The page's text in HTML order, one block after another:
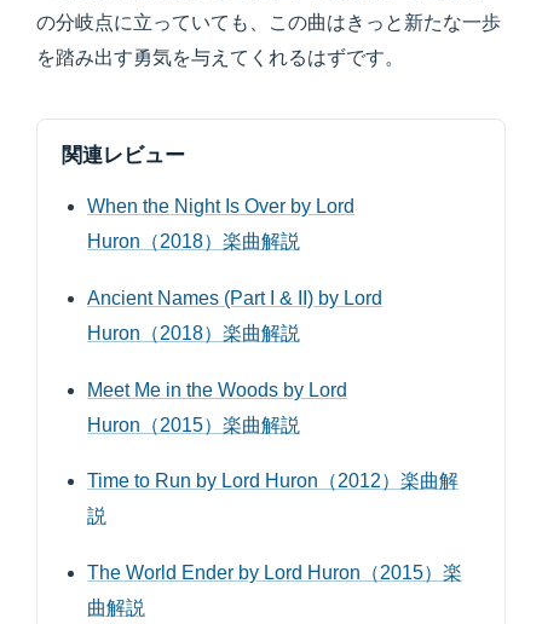
の分岐点に立っていても、この曲はきっと新たな一歩
を踏み出す勇気を与えてくれるはずです。
関連レビュー
When the Night Is Over by Lord
Huron（2018）楽曲解説
Ancient Names (Part I & II) by Lord
Huron（2018）楽曲解説
Meet Me in the Woods by Lord
Huron（2015）楽曲解説
Time to Run by Lord Huron（2012）楽曲解
説
The World Ender by Lord Huron（2015）楽
曲解説